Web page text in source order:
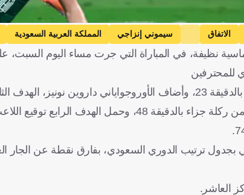
الاتفاق سيموني إنزاجي المملكة العربية السعودية
نظيفة، في المباراة التي جرت مساء اليوم
للمحترفين
في الدقيقة 39.
محتلا المركز الثاني بجدول ترتيب الدوري السعودي، بفارق نقطة